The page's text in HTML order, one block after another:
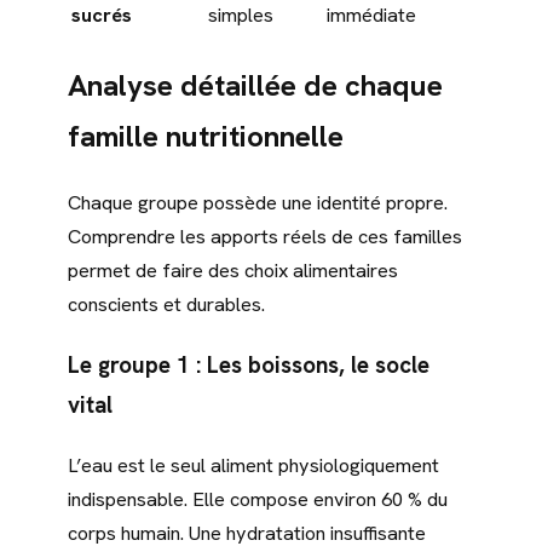
sucrés
simples
immédiate
Analyse détaillée de chaque
famille nutritionnelle
Chaque groupe possède une identité propre.
Comprendre les apports réels de ces familles
permet de faire des choix alimentaires
conscients et durables.
Le groupe 1 : Les boissons, le socle
vital
L’eau est le seul aliment physiologiquement
indispensable. Elle compose environ 60 % du
corps humain. Une hydratation insuffisante